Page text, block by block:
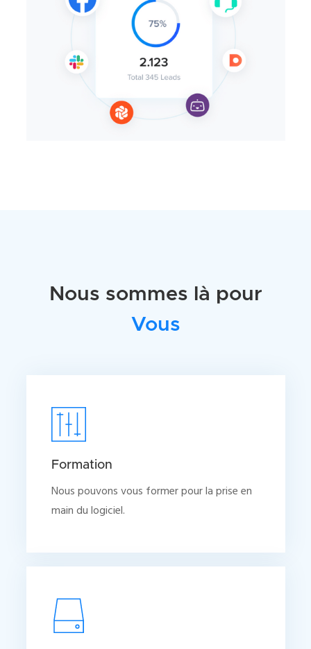
Nous sommes là pour
Vous
Formation
Nous pouvons vous former pour la prise en
main du logiciel.